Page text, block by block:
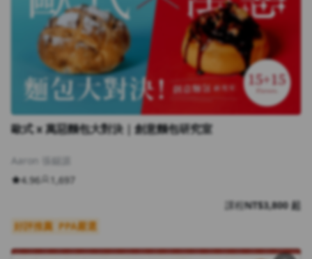
歐式 x 萬惡麵包大對決｜創意麵包研究室
Aaron 張錫源
4.96
1,697
課程NT$3,800 起
好評推薦 PPA嚴選